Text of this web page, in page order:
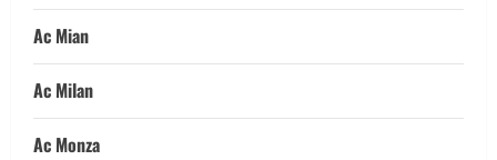
Ac Mian
Ac Milan
Ac Monza